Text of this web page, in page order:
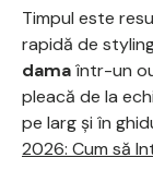
Timpul este
rapidă de
damaîntr-un
pleacă de la
pe larg și în
2026: Cum să